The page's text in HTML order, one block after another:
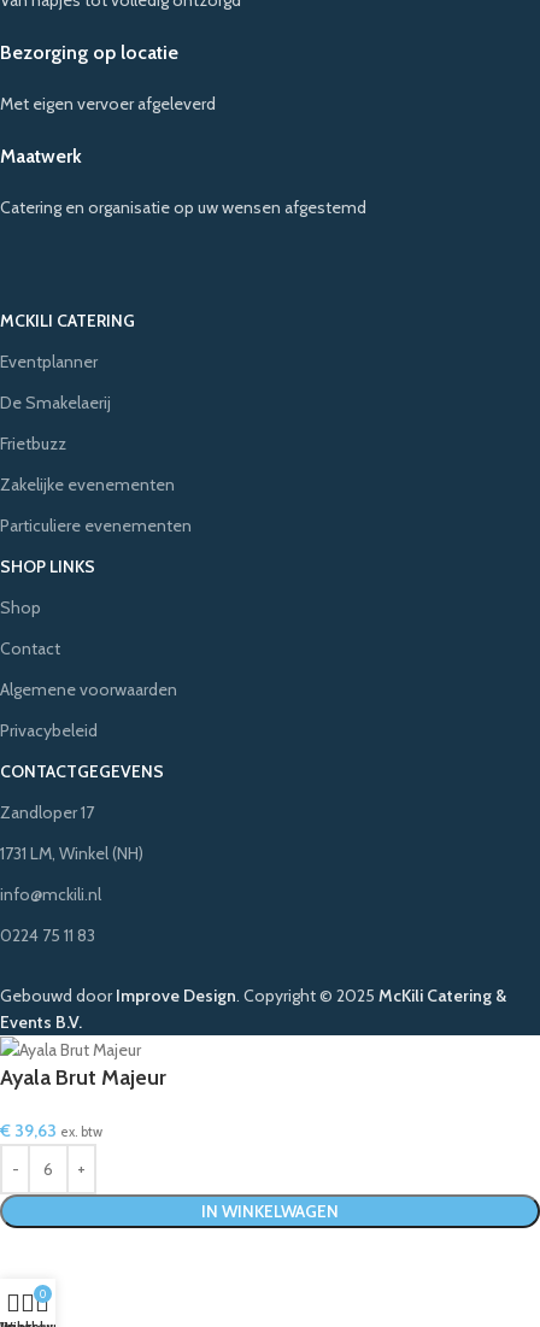
Bezorging op locatie
Met eigen vervoer afgeleverd
Maatwerk
Catering en organisatie op uw wensen afgestemd
MCKILI CATERING
Eventplanner
De Smakelaerij
Frietbuzz
Zakelijke evenementen
Particuliere evenementen
SHOP LINKS
Shop
Contact
Algemene voorwaarden
Privacybeleid
CONTACTGEGEVENS
Zandloper 17
1731 LM, Winkel (NH)
info@mckili.nl
0224 75 11 83
Gebouwd doorImprove Design. Copyright © 2025 McKili Catering &
Events B.V.
Ayala Brut Majeur
€ 39,63 ex. btw
IN WINKELWAGEN
0